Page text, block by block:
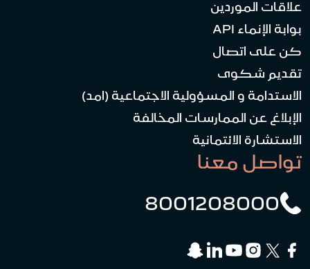
علاقات الموردين
بوابة الإنماء API
كن على اتصال
تقديم شكوى
الاستدامة و المسؤولية الاجتماعية (امد)
الإبلاغ عن الممارسات المخالفة
الاستشارة الائتمانية
تواصل معنا
8001208000